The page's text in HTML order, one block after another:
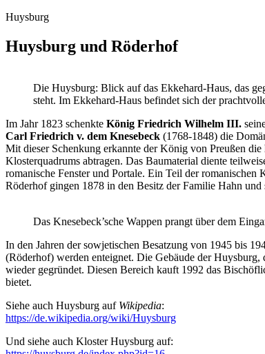
Huysburg
Huysburg und Röderhof
Die Huysburg: Blick auf das Ekkehard-Haus, das
steht. Im Ekkehard-Haus befindet sich der
Im Jahr 1823 schenkte König Friedrich Wilhelm III.
Carl Friedrich v. dem Knesebeck (1768-1848) die
Mit dieser Schenkung erkannte der König von Preußen
Klosterquadrums abtragen. Das Baumaterial diente
romanische Fenster und Portale. Ein Teil der
Röderhof gingen 1878 in den Besitz der Familie Hahn
Das Knesebeck’sche Wappen prangt über dem
In den Jahren der sowjetischen Besatzung von 1945 bis
(Röderhof) werden enteignet. Die Gebäude der
wieder gegründet. Diesen Bereich kauft 1992 das
bietet.
Siehe auch Huysburg auf Wikipedia:
https://de.wikipedia.org/wiki/Huysburg
Und siehe auch Kloster Huysburg auf: